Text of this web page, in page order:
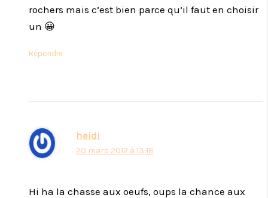
rochers mais c’est bien parce qu’il faut en choisir
un 😀
Répondre
heidi
20 mars 2012 à 13:18
Hi ha la chasse aux oeufs, oups la chance aux